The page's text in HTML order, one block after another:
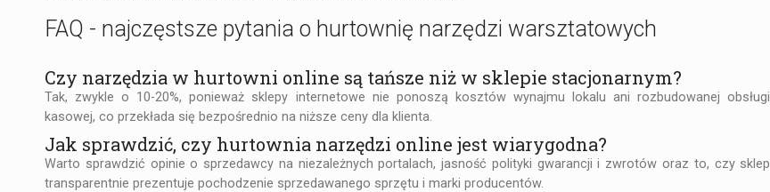
FAQ - najczęstsze pytania o hurtownię narzędzi warsztatowych
Czy narzędzia w hurtowni online są tańsze niż w sklepie stacjonarnym?
Tak, zwykle o 10-20%, ponieważ sklepy internetowe nie ponoszą kosztów wynajmu lokalu ani rozbudowanej obsługi
kasowej, co przekłada się bezpośrednio na niższe ceny dla klienta.
Jak sprawdzić, czy hurtownia narzędzi online jest wiarygodna?
Warto sprawdzić opinie o sprzedawcy na niezależnych portalach, jasność polityki gwarancji i zwrotów oraz to, czy sklep
transparentnie prezentuje pochodzenie sprzedawanego sprzętu i marki producentów.